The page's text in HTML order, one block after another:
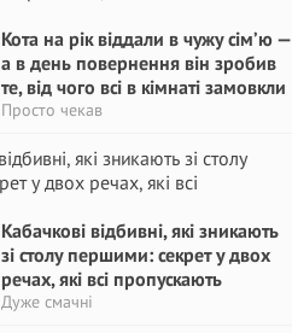
Кота на рік віддали в чужу сім’ю —
а в день повернення він зробив
те, від чого всі в кімнаті замовкли
Просто чекав
Кабачкові відбивні, які зникають
зі столу першими: секрет у двох
речах, які всі пропускають
Дуже смачні